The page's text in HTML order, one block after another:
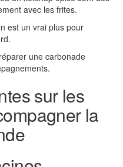
avec les frites.
est un vrai plus pour
une carbonade
sur les
la